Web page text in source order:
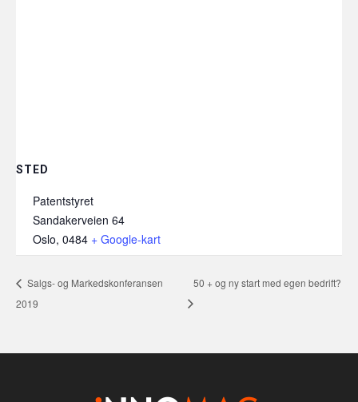
STED
Patentstyret
Sandakerveien 64
Oslo, 0484 + Google-kart
Salgs- og Markedskonferansen
2019
50 + og ny start med egen bedrift?